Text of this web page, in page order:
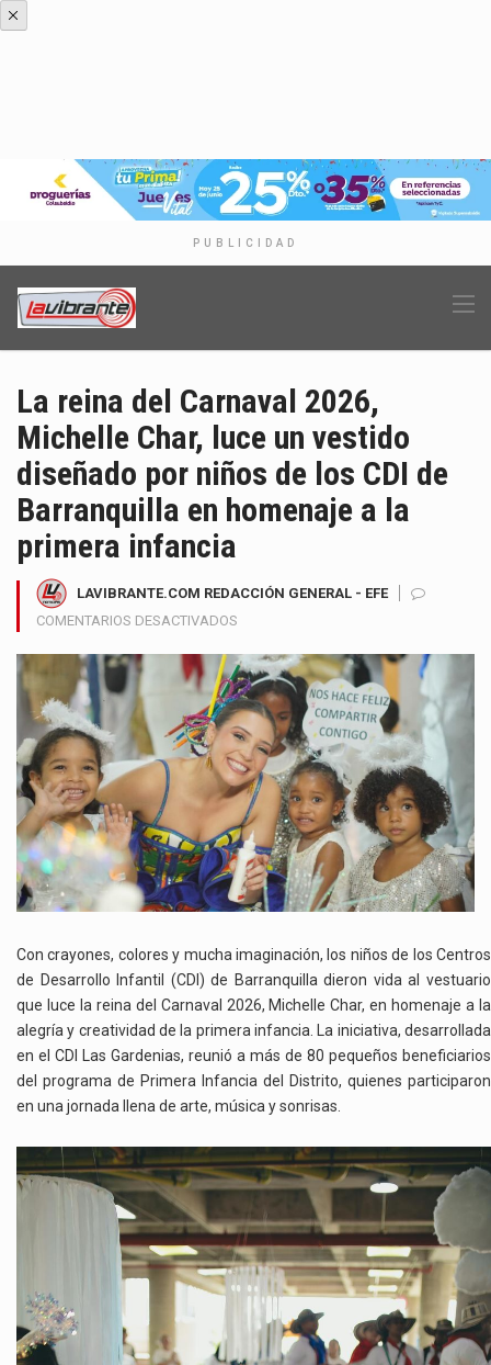
PUBLICIDAD
La reina del Carnaval 2026,
Michelle Char, luce un vestido
diseñado por niños de los CDI de
Barranquilla en homenaje a la
primera infancia
LAVIBRANTE.COM REDACCIÓN GENERAL - EFE
COMENTARIOS DESACTIVADOS
REINA
DEL
CARNAVAL
2026,
MICHELLE
CHAR,
LUCE
UN
VESTIDO
DISEÑADO
POR
LOS
CDI
DE
BARRANQUILLA
EN
HOMENAJE
A
PRIMERA
INFANCIA
Con crayones, colores y mucha imaginación, los niños de los Centros
de Desarrollo Infantil (CDI) de Barranquilla dieron vida al vestuario
que luce la reina del Carnaval 2026, Michelle Char, en homenaje a la
alegría y creatividad de la primera infancia. La iniciativa, desarrollada
en el CDI Las Gardenias, reunió a más de 80 pequeños beneficiarios
del programa de Primera Infancia del Distrito, quienes participaron
en una jornada llena de arte, música y sonrisas.